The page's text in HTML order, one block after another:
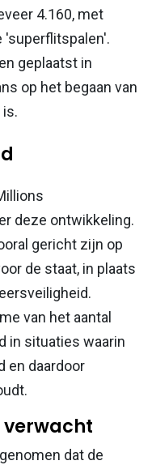
4.160, met
'superflitspalen'.
geplaatst in
op het begaan van
deze ontwikkeling.
gericht zijn op
de staat, in plaats
van het aantal
in situaties waarin
en daardoor
verwacht
dat de